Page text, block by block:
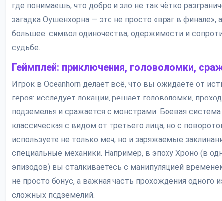
где понимаешь, что добро и зло не так чётко
загадка Оушенхорна — это не просто «враг в финале»,
большее: символ одиночества, одержимости и
судьбе.
Геймплей: приключения, головоломки,
Игрок в Oceanhorn делает всё, что вы ожидаете от
героя: исследует локации, решает головоломки,
подземелья и сражается с монстрами. Боевая
классическая с видом от третьего лица, но с
используете не только меч, но и заряжаемые
специальные механики. Например, в эпоху Хроно (в
эпизодов) вы сталкиваетесь с манипуляцией
не просто бонус, а важная часть прохождения одного
сложных подземелий.